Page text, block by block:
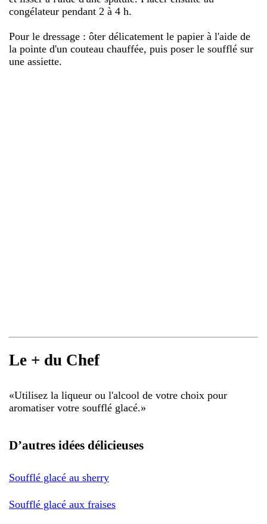
congélateur pendant 2 à 4 h.
Pour le dressage : ôter délicatement le papier à l'aide de
la pointe d'un couteau chauffée, puis poser le soufflé sur
une assiette.
Le + du Chef
«Utilisez la liqueur ou l'alcool de votre choix pour
aromatiser votre soufflé glacé.»
D’autres idées délicieuses
Soufflé glacé au sherry
Soufflé glacé aux fraises